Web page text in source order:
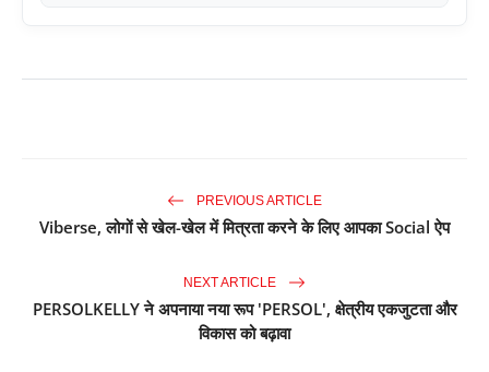
PREVIOUS ARTICLE
Viberse, लोगों से खेल-खेल में मित्रता करने के लिए आपका Social ऐप
NEXT ARTICLE
PERSOLKELLY ने अपनाया नया रूप 'PERSOL', क्षेत्रीय एकजुटता और
विकास को बढ़ावा